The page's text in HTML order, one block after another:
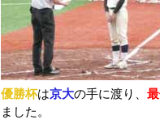
優勝杯は京大の手に渡り、
ました。